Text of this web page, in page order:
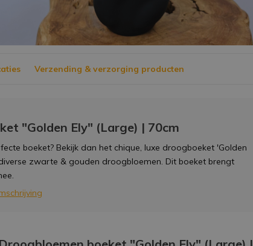
Verzending & verzorging producten
"Golden Ely" (Large) | 70cm
boeket? Bekijk dan het chique, luxe droogboeket 'Golden
zwarte & gouden droogbloemen. Dit boeket brengt